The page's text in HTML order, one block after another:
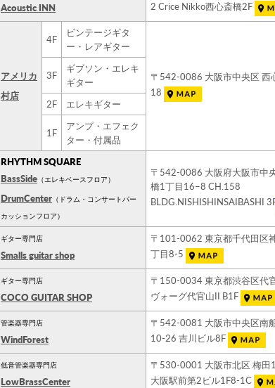
Acoustic INN
2 Crice Nikko西心斎橋2F
アメリカ
村店
4F
ビンテージギタ
ー・レアギター
〒542-0086 大阪市中央区 西
18
3F
ギブソン・エレキ
ギター
2F
エレキギター
1F
アンプ・エフェク
ター・付属品
RHYTHM SQUARE
BassSide （エレキベースフロア）
DrumCenter （ドラム・コンサートパー
カッションフロア）
〒542-0086 大阪府大阪市中
橋1丁目16−8 CH.158
BLDG.NISHISHINSAIBASHI
ギター専門店
Smalls guitar shop
〒101-0062 東京都千代田区
丁目8-5
ギター専門店
COCO GUITAR SHOP
〒150-0034 東京都渋谷区代
ヴォーグ代官山II B1F
管楽器専門店
WindForest
〒542-0081 大阪市中央区南
10-26 吉川ビル8F
低音管楽器専門店
LowBrassCenter
〒530-0001 大阪市北区 梅
大阪駅前第2ビル1F8-1C